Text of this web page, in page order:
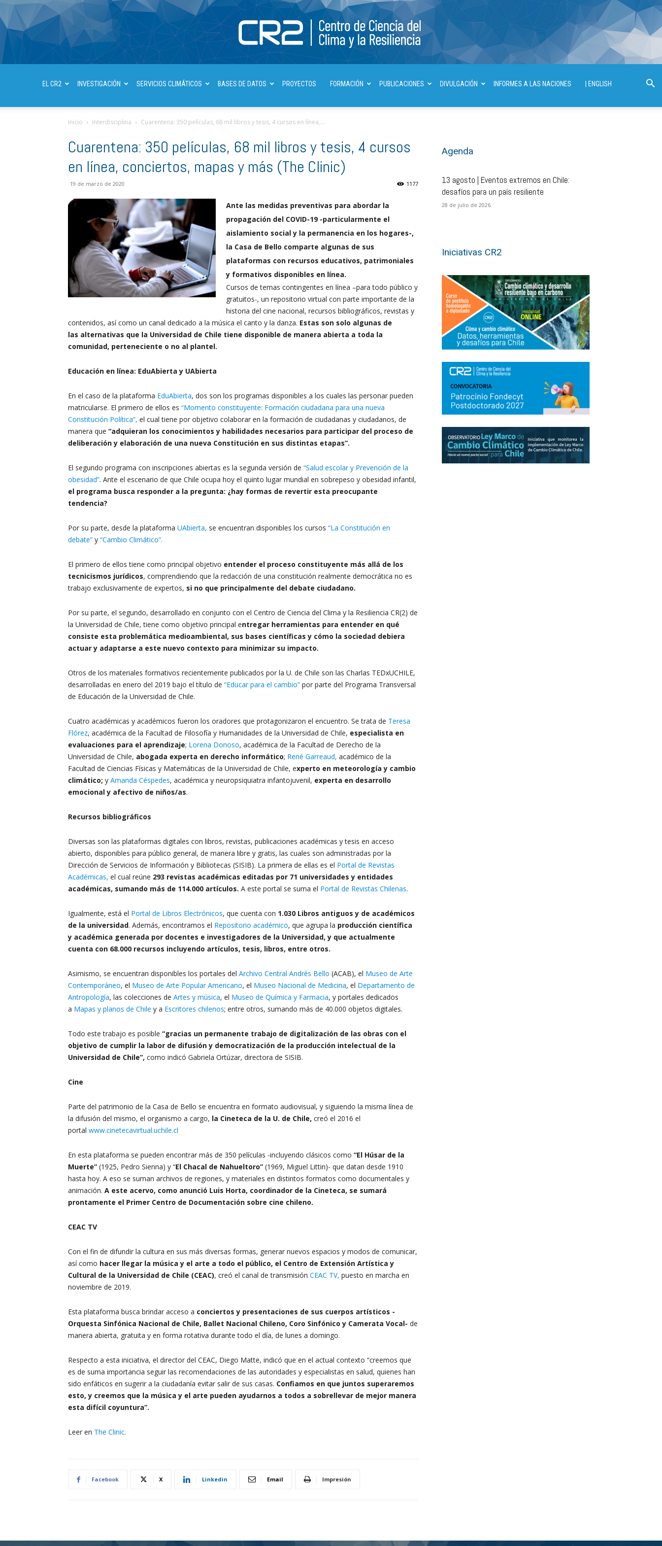
Centro
de
Ciencia
del
Clima
y
la
Resiliencia
EL CR2 INVESTIGACIÓN SERVICIOS CLIMÁTICOS BASES DE DATOS PROYECTOS FORMACIÓN PUBLICACIONES DIVULGACIÓN INFORMES A LAS NACIONES | ENGLISH
Inicio Interdisciplina Cuarentena: 350 películas, 68 mil libros y tesis, 4 cursos en línea,...
Cuarentena: 350 películas, 68 mil libros y tesis, 4 cursos
en línea, conciertos, mapas y más (The Clinic)
19 de marzo de 2020 1177
Ante las medidas preventivas para abordar la
propagación del COVID-19 -particularmente el
aislamiento social y la permanencia en los hogares-,
la Casa de Bello comparte algunas de sus
plataformas con recursos educativos, patrimoniales
y formativos disponibles en línea.
Cursos de temas contingentes en línea –para todo público y
gratuitos-, un repositorio virtual con parte importante de la
historia del cine nacional, recursos bibliográficos, revistas y
contenidos, así como un canal dedicado a la música el canto y la danza. Estas son solo algunas de
las alternativas que la Universidad de Chile tiene disponible de manera abierta a toda la
comunidad, perteneciente o no al plantel.
Educación en línea: EduAbierta y UAbierta
En el caso de la plataforma EduAbierta, dos son los programas disponibles a los cuales las personar pueden
matricularse. El primero de ellos es “Momento constituyente: Formación ciudadana para una nueva
Constitución Política”, el cual tiene por objetivo colaborar en la formación de ciudadanas y ciudadanos, de
manera que “adquieran los conocimientos y habilidades necesarios para participar del proceso de
deliberación y elaboración de una nueva Constitución en sus distintas etapas”.
El segundo programa con inscripciones abiertas es la segunda versión de “Salud escolar y Prevención de la
obesidad”. Ante el escenario de que Chile ocupa hoy el quinto lugar mundial en sobrepeso y obesidad infantil,
el programa busca responder a la pregunta: ¿hay formas de revertir esta preocupante
tendencia?
Por su parte, desde la plataforma UAbierta, se encuentran disponibles los cursos “La Constitución en
debate” y “Cambio Climático”.
El primero de ellos tiene como principal objetivo entender el proceso constituyente más allá de los
tecnicismos jurídicos, comprendiendo que la redacción de una constitución realmente democrática no es
trabajo exclusivamente de expertos, si no que principalmente del debate ciudadano.
Por su parte, el segundo, desarrollado en conjunto con el Centro de Ciencia del Clima y la Resiliencia CR(2) de
la Universidad de Chile, tiene como objetivo principal entregar herramientas para entender en qué
consiste esta problemática medioambiental, sus bases científicas y cómo la sociedad debiera
actuar y adaptarse a este nuevo contexto para minimizar su impacto.
Otros de los materiales formativos recientemente publicados por la U. de Chile son las Charlas TEDxUCHILE,
desarrolladas en enero del 2019 bajo el título de “Educar para el cambio” por parte del Programa Transversal
de Educación de la Universidad de Chile.
Cuatro académicas y académicos fueron los oradores que protagonizaron el encuentro. Se trata de Teresa
Flórez, académica de la Facultad de Filosofía y Humanidades de la Universidad de Chile, especialista en
evaluaciones para el aprendizaje; Lorena Donoso, académica de la Facultad de Derecho de la
Universidad de Chile, abogada experta en derecho informático; René Garreaud, académico de la
Facultad de Ciencias Físicas y Matemáticas de la Universidad de Chile, experto en meteorología y cambio
climático; y Amanda Céspedes, académica y neuropsiquiatra infantojuvenil, experta en desarrollo
emocional y afectivo de niños/as.
Recursos bibliográficos
Diversas son las plataformas digitales con libros, revistas, publicaciones académicas y tesis en acceso
abierto, disponibles para público general, de manera libre y gratis, las cuales son administradas por la
Dirección de Servicios de Información y Bibliotecas (SISIB). La primera de ellas es el Portal de Revistas
Académicas, el cual reúne 293 revistas académicas editadas por 71 universidades y entidades
académicas, sumando más de 114.000 artículos. A este portal se suma el Portal de Revistas Chilenas.
Igualmente, está el Portal de Libros Electrónicos, que cuenta con 1.030 Libros antiguos y de académicos
de la universidad. Además, encontramos el Repositorio académico, que agrupa la producción científica
y académica generada por docentes e investigadores de la Universidad, y que actualmente
cuenta con 68.000 recursos incluyendo artículos, tesis, libros, entre otros.
Asimismo, se encuentran disponibles los portales del Archivo Central Andrés Bello (ACAB), el Museo de Arte
Contemporáneo, el Museo de Arte Popular Americano, el Museo Nacional de Medicina, el Departamento de
Antropología, las colecciones de Artes y música, el Museo de Química y Farmacia, y portales dedicados
a Mapas y planos de Chile y a Escritores chilenos; entre otros, sumando más de 40.000 objetos digitales.
Todo este trabajo es posible “gracias un permanente trabajo de digitalización de las obras con el
objetivo de cumplir la labor de difusión y democratización de la producción intelectual de la
Universidad de Chile”, como indicó Gabriela Ortúzar, directora de SISIB.
Cine
Parte del patrimonio de la Casa de Bello se encuentra en formato audiovisual, y siguiendo la misma línea de
la difusión del mismo, el organismo a cargo, la Cineteca de la U. de Chile, creó el 2016 el
portal www.cinetecavirtual.uchile.cl
En esta plataforma se pueden encontrar más de 350 películas -incluyendo clásicos como “El Húsar de la
Muerte” (1925, Pedro Sienna) y “El Chacal de Nahueltoro” (1969, Miguel Littin)- que datan desde 1910
hasta hoy. A eso se suman archivos de regiones, y materiales en distintos formatos como documentales y
animación. A este acervo, como anunció Luis Horta, coordinador de la Cineteca, se sumará
prontamente el Primer Centro de Documentación sobre cine chileno.
CEAC TV
Con el fin de difundir la cultura en sus más diversas formas, generar nuevos espacios y modos de comunicar,
así como hacer llegar la música y el arte a todo el público, el Centro de Extensión Artística y
Cultural de la Universidad de Chile (CEAC), creó el canal de transmisión CEAC TV, puesto en marcha en
noviembre de 2019.
Esta plataforma busca brindar acceso a conciertos y presentaciones de sus cuerpos artísticos -
Orquesta Sinfónica Nacional de Chile, Ballet Nacional Chileno, Coro Sinfónico y Camerata Vocal- de
manera abierta, gratuita y en forma rotativa durante todo el día, de lunes a domingo.
Respecto a esta iniciativa, el director del CEAC, Diego Matte, indicó que en el actual contexto “creemos que
es de suma importancia seguir las recomendaciones de las autoridades y especialistas en salud, quienes han
sido enfáticos en sugerir a la ciudadanía evitar salir de sus casas. Confiamos en que juntos superaremos
esto, y creemos que la música y el arte pueden ayudarnos a todos a sobrellevar de mejor manera
esta difícil coyuntura”.
Leer en The Clinic.
Facebook X Linkedin Email Impresión
Agenda
13 agosto | Eventos extremos en Chile:
desafíos para un país resiliente
28 de julio de 2026
Iniciativas CR2